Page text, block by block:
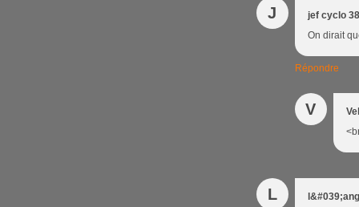
J
jef cyclo 38
On dirait
Répondre
V
L